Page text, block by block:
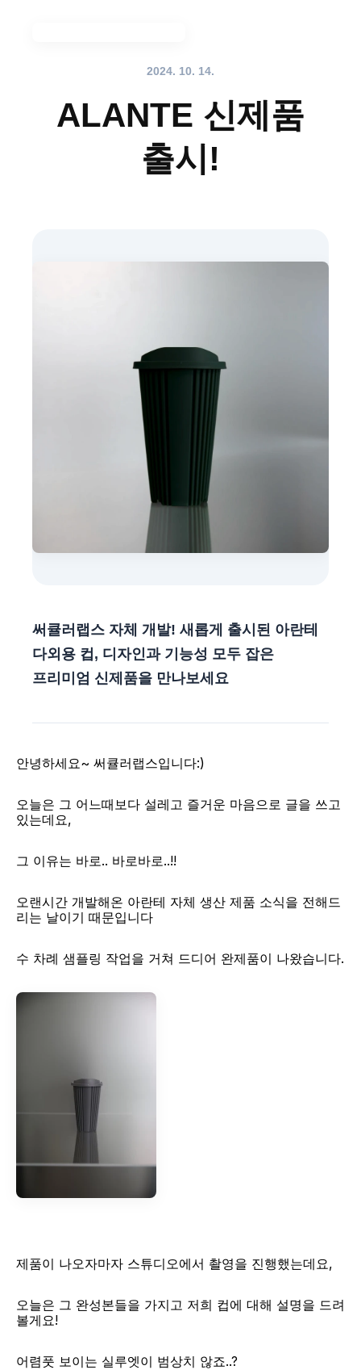
2024. 10. 14.
ALANTE 신제품
출시!
써큘러랩스 자체 개발! 새롭게 출시된 아란테
다외용 컵, 디자인과 기능성 모두 잡은
프리미엄 신제품을 만나보세요
안녕하세요~ 써큘러랩스입니다:)
오늘은 그 어느때보다 설레고 즐거운 마음으로 글을 쓰고
있는데요,
그 이유는 바로.. 바로바로..!!
오랜시간 개발해온 아란테 자체 생산 제품 소식을 전해드
리는 날이기 때문입니다
​수 차례 샘플링 작업을 거쳐 드디어 완제품이 나왔습니다.
제품이 나오자마자 스튜디오에서 촬영을 진행했는데요,
오늘은 그 완성본들을 가지고 저희 컵에 대해 설명을 드려
볼게요!​
​어렴풋 보이는 실루엣이 범상치 않죠..?